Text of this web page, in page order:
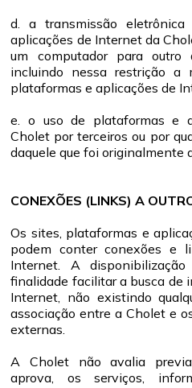
d. a transmissão
aplicações de Internet da
um computador para
incluindo nessa restrição a
plataformas e aplicações de
e. o uso de plataformas e
Cholet por terceiros ou por
daquele que foi originalmente
CONEXÕES (LINKS) A
Os sites, plataformas e
podem conter conexões e
Internet. A
finalidade facilitar a busca de
Internet, não existindo
associação entre a Cholet e
externas.
A Cholet não avalia
aprova, os serviços,